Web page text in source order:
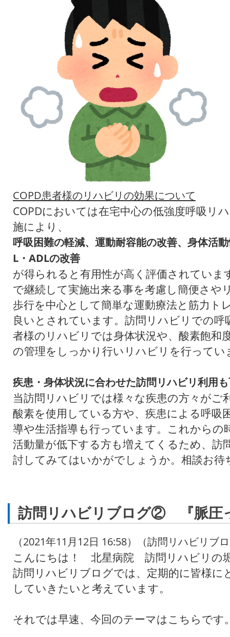
COPD患者様のリハビリの効果について
COPDにおいては在宅中心の低強度呼吸リ
施により、
呼吸困難の軽減、運動耐容能の改善、身体活
L・ADLの改善
が得られると有用性が高く評価されていま
で継続して実施出来る事を考慮し簡便さや
歩行を中心として簡単な運動療法と筋力ト
良いとされています。訪問リハビリでの呼
者様のリハビリでは身体状況や、酸素飽和
の管理をしっかり行いリハビリを行ってい
疾患・身体状況に合わせた訪問リハビリ利用
当訪問リハビリでは様々な疾患の方々がご
酸素を使用している方や、疾患による呼吸
導や生活指導も行っています。これからの
活動量が低下する方も増えてくるため、訪
討してみてはいかがでしょうか。相談お待
訪問リハビリブログ② 『脈圧
（2021年11月12日 16:58）（訪問リハビリブ
こんにちは！ 北星病院 訪問リハビリの
訪問リハビリブログでは、定期的に皆様に
していきたいと考えています。
それでは早速、今回のテーマはこちらです